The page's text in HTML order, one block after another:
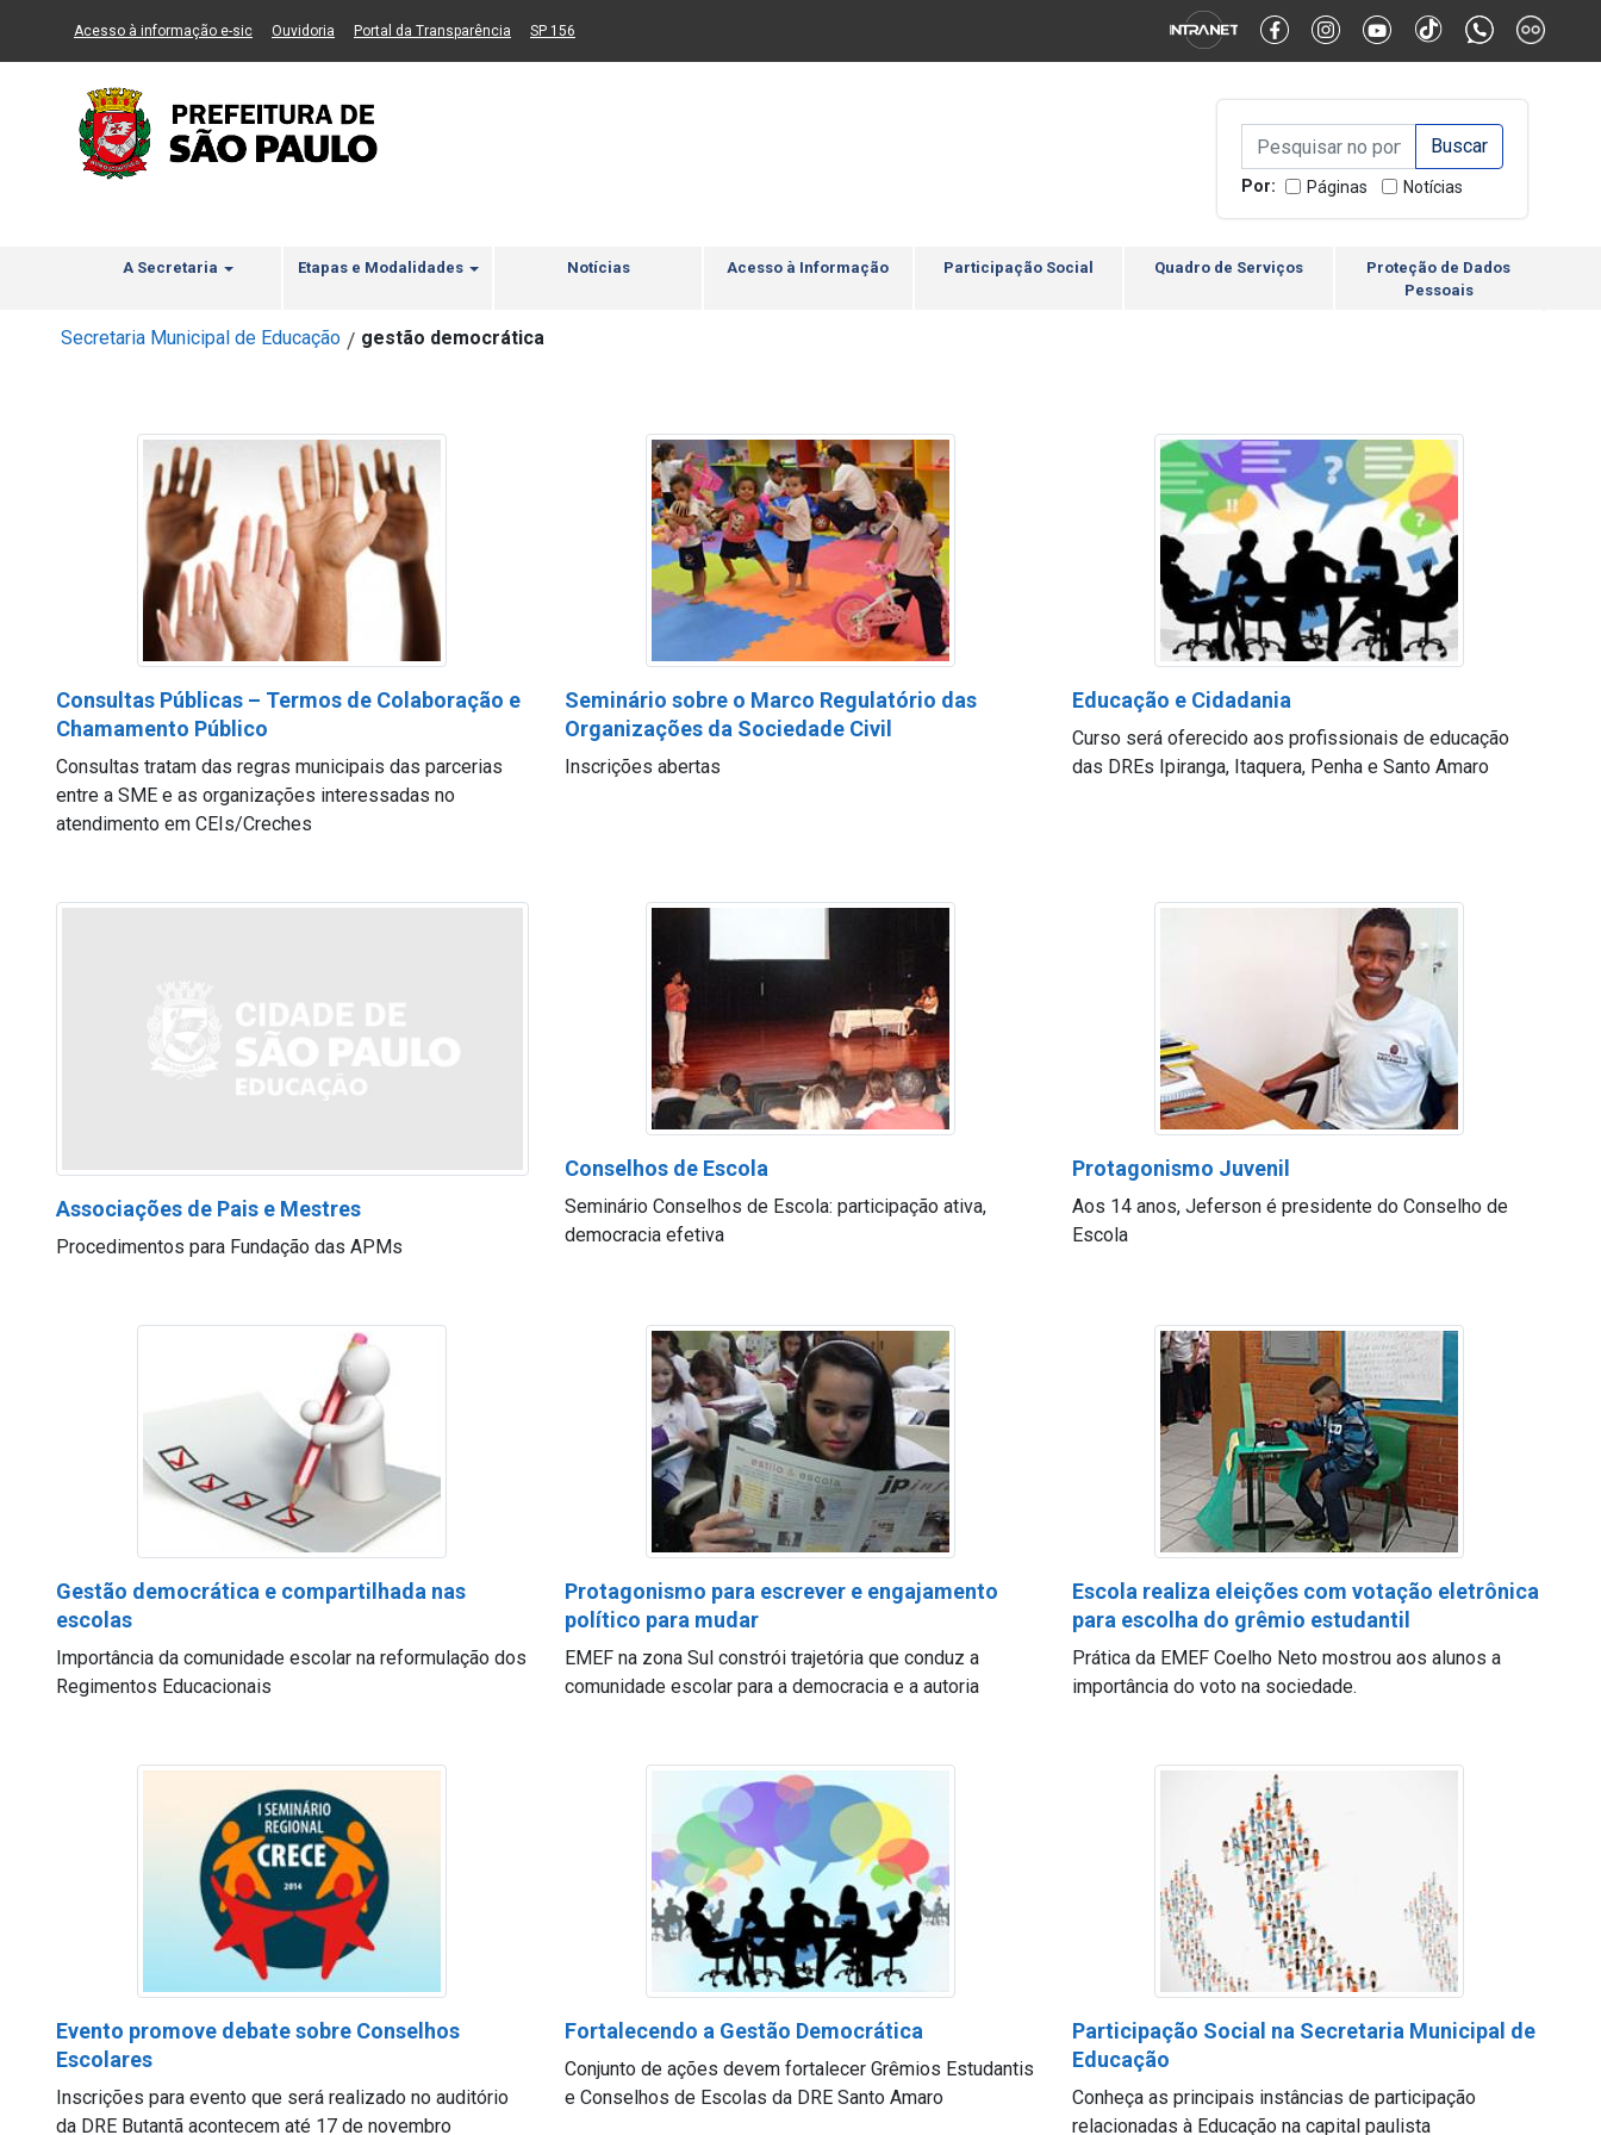
Ir ao Conteúdo Ir para menu principal 2 Ir para busca Ir para rodapé Alternar Alto Contraste Alternar Tamanho da Fonte
Acesso à informação e-sic(Link para um novo sítio)
Ouvidoria (Link para um novo sítio)
Portal da Transparência (Link para um novo sítio)
SP 156
Campo de Busca de
Campo de Busca de informaçõesEnviar a Busca
Por: Páginas Notícias
A Secretaria Etapas e Modalidades Notícias Acesso à Informação Participação Social Quadro de Serviços
Proteção de Dados
Pessoais
Secretaria Municipal de Educação / gestão democrática
Consultas Públicas – Termos de Colaboração e
Chamamento Público
Consultas tratam das regras municipais das parcerias
entre a SME e as organizações interessadas no
atendimento em CEIs/Creches
Seminário sobre o Marco Regulatório das
Organizações da Sociedade Civil
Inscrições abertas
Educação e Cidadania
Curso será oferecido aos profissionais de educação
das DREs Ipiranga, Itaquera, Penha e Santo Amaro
Associações de Pais e Mestres
Procedimentos para Fundação das APMs
Conselhos de Escola
Seminário Conselhos de Escola: participação ativa,
democracia efetiva
Protagonismo Juvenil
Aos 14 anos, Jeferson é presidente do Conselho de
Escola
Gestão democrática e compartilhada nas
escolas
Importância da comunidade escolar na reformulação dos
Regimentos Educacionais
Protagonismo para escrever e engajamento
político para mudar
EMEF na zona Sul constrói trajetória que conduz a
comunidade escolar para a democracia e a autoria
Escola realiza eleições com votação eletrônica
para escolha do grêmio estudantil
Prática da EMEF Coelho Neto mostrou aos alunos a
importância do voto na sociedade.
Evento promove debate sobre Conselhos
Escolares
Inscrições para evento que será realizado no auditório
da DRE Butantã acontecem até 17 de novembro
Fortalecendo a Gestão Democrática
Conjunto de ações devem fortalecer Grêmios Estudantis
e Conselhos de Escolas da DRE Santo Amaro
Participação Social na Secretaria Municipal de
Educação
Conheça as principais instâncias de participação
relacionadas à Educação na capital paulista